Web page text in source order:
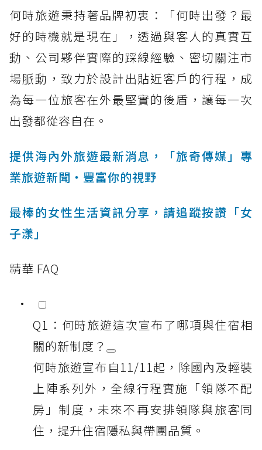
何時旅遊秉持著品牌初衷：「何時出發？最
好的時機就是現在」，透過與客人的真實互
動、公司夥伴實際的踩線經驗、密切關注市
場脈動，致力於設計出貼近客戶的行程，成
為每一位旅客在外最堅實的後盾，讓每一次
出發都從容自在。
提供海內外旅遊最新消息，「旅奇傳媒」專
業旅遊新聞‧豐富你的視野
最棒的女性生活資訊分享，請追蹤按讚「女
子漾」
精華 FAQ
Q1：何時旅遊這次宣布了哪項與住宿相
關的新制度？
何時旅遊宣布自11/11起，除國內及輕裝
上陣系列外，全線行程實施「領隊不配
房」制度，未來不再安排領隊與旅客同
住，提升住宿隱私與帶團品質。